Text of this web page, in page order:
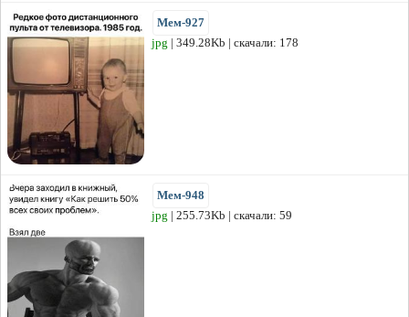
Мем-927
jpg | 349.28Kb | скачали: 178
Мем-948
jpg | 255.73Kb | скачали: 59